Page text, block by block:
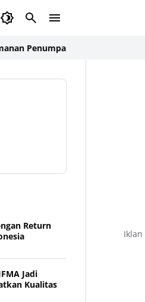
Olahraga
ASDP Terapkan
Return
Jadi
Kualitas
Iklan